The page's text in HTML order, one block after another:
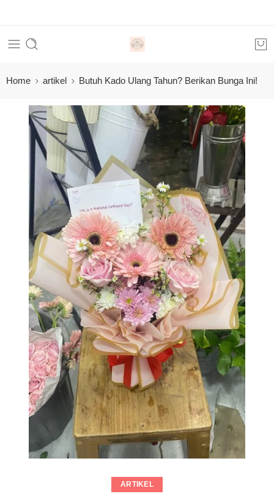
Home artikel Butuh Kado Ulang Tahun? Berikan Bunga Ini!
ARTIKEL